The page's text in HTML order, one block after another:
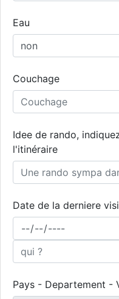
Eau
Couchage
Idee de rando,
l'itinéraire
Date de la derniere
Pays - Departement -